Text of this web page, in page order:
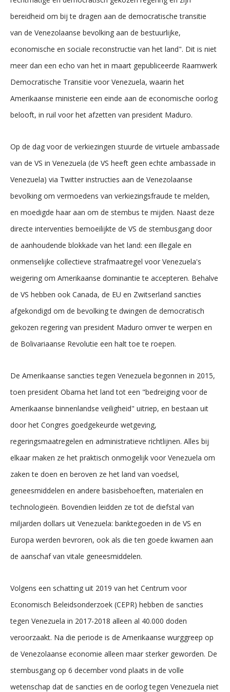
bereidheid om bij te dragen aan de democratische transitie
van de Venezolaanse bevolking aan de bestuurlijke,
economische en sociale reconstructie van het land". Dit is niet
meer dan een echo van het in maart gepubliceerde Raamwerk
Democratische Transitie voor Venezuela, waarin het
Amerikaanse ministerie een einde aan de economische oorlog
belooft, in ruil voor het afzetten van president Maduro.
Op de dag voor de verkiezingen stuurde de virtuele ambassade
van de VS in Venezuela (de VS heeft geen echte ambassade in
Venezuela) via Twitter instructies aan de Venezolaanse
bevolking om vermoedens van verkiezingsfraude te melden,
en moedigde haar aan om de stembus te mijden. Naast deze
directe interventies bemoeilijkte de VS de stembusgang door
de aanhoudende blokkade van het land: een illegale en
onmenselijke collectieve strafmaatregel voor Venezuela's
weigering om Amerikaanse dominantie te accepteren. Behalve
de VS hebben ook Canada, de EU en Zwitserland sancties
afgekondigd om de bevolking te dwingen de democratisch
gekozen regering van president Maduro omver te werpen en
de Bolivariaanse Revolutie een halt toe te roepen.
De Amerikaanse sancties tegen Venezuela begonnen in 2015,
toen president Obama het land tot een "bedreiging voor de
Amerikaanse binnenlandse veiligheid" uitriep, en bestaan uit
door het Congres goedgekeurde wetgeving,
regeringsmaatregelen en administratieve richtlijnen. Alles bij
elkaar maken ze het praktisch onmogelijk voor Venezuela om
zaken te doen en beroven ze het land van voedsel,
geneesmiddelen en andere basisbehoeften, materialen en
technologieën. Bovendien leidden ze tot de diefstal van
miljarden dollars uit Venezuela: banktegoeden in de VS en
Europa werden bevroren, ook als die ten goede kwamen aan
de aanschaf van vitale geneesmiddelen.
Volgens een schatting uit 2019 van het Centrum voor
Economisch Beleidsonderzoek (CEPR) hebben de sancties
tegen Venezuela in 2017-2018 alleen al 40.000 doden
veroorzaakt. Na die periode is de Amerikaanse wurggreep op
de Venezolaanse economie alleen maar sterker geworden. De
stembusgang op 6 december vond plaats in de volle
wetenschap dat de sancties en de oorlog tegen Venezuela niet